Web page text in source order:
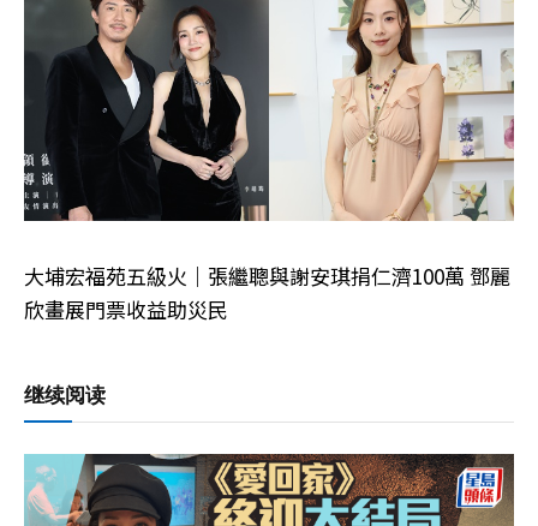
大埔宏福苑五級火｜張繼聰與謝安琪捐仁濟100萬 鄧麗
欣畫展門票收益助災民
继续阅读